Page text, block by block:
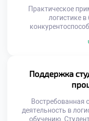
меняет
Практическое
логистике
реальную
должны
экономические
отличает
ценят
Поддержка
Востребованная
деятельность в
обучению.